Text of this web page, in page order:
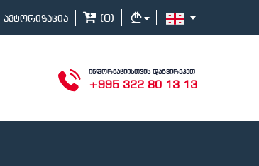
ავტორიზაცია (0)
ინფორმაციისთვის დაგვირეკეთ
+995 322 80 13 13